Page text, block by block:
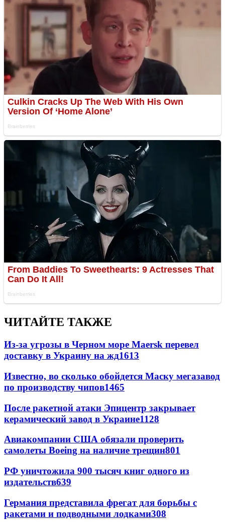
ЧИТАЙТЕ ТАКЖЕ
Из-за угрозы в Черном море Maersk перевел
доставку в Украину на жд1613
Известно, во сколько обойдется Маску мегазавод
по производству чипов1465
После ракетной атаки Эпицентр закрывает
керамический завод в Украине1128
Авиакомпании США обязали проверить
самолеты Boeing на наличие трещин801
РФ уничтожила 900 тысяч книг одного из
издательств639
Германия представила фрегат для борьбы с
ракетами и подводными лодками308